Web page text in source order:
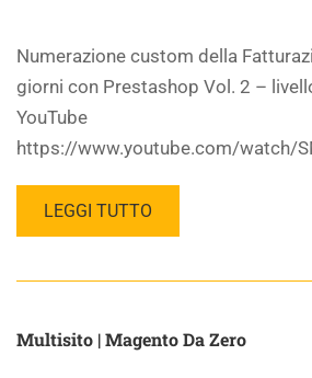
Numerazione custom della
giorni con Prestashop Vol. 2 –
YouTube
https://www.youtube.com/watch/
LEGGI TUTTO
Multisito | Magento Da Zero